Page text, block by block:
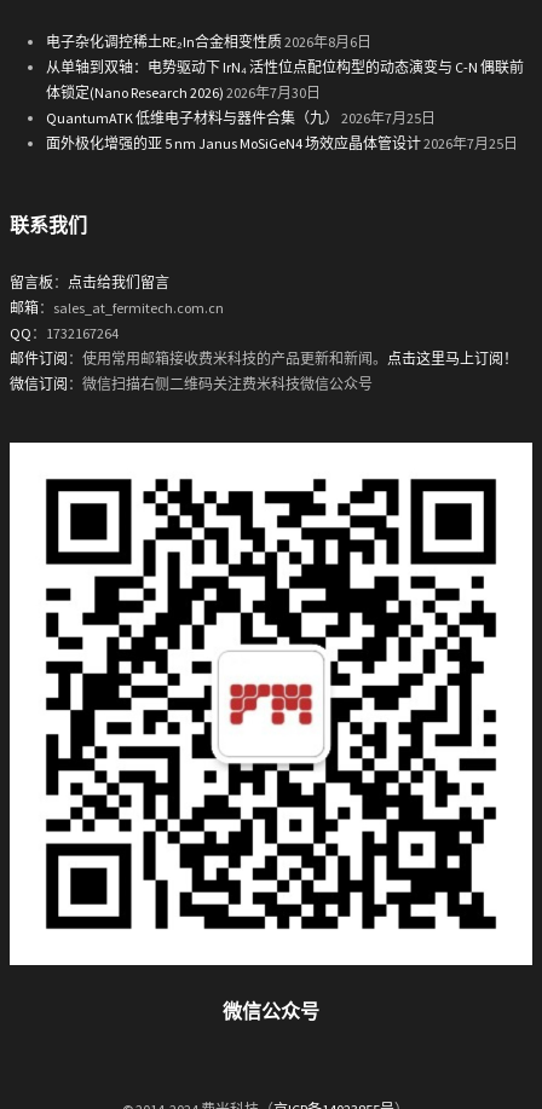
电子杂化调控稀土RE₂In合金相变性质2026年8月6日
从单轴到双轴：电势驱动下 IrN₄ 活性位点配位构型的动态演变与 C-N 偶联前
体锁定(Nano Research 2026) 2026年7月30日
QuantumATK 低维电子材料与器件合集（九）
2026年7月25日
面外极化增强的亚 5 nm Janus MoSiGeN4 场效应晶体管设计2026年7月25日
联系我们
留言板 ： 点击给我们留言
邮箱：sales_at_fermitech.com.cn
QQ ：1732167264
邮件订阅 ：使用常用邮箱接收费米科技的产品更新和新闻。 点击这里马上订阅！
微信订阅 ：微信扫描右侧二维码关注费米科技微信公众号
微信公众号